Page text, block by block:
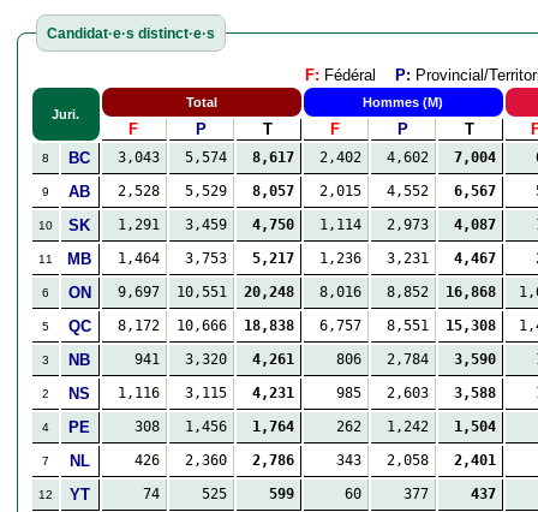
Candidat·e·s distinct·e·s
F: Fédéral P: Provincial/
Juri.
Total Hommes (M)
F P T F P T
8 BC 3,043 5,574 8,617 2,402 4,602 7,004
9 AB 2,528 5,529 8,057 2,015 4,552 6,567
10 SK 1,291 3,459 4,750 1,114 2,973 4,087
11 MB 1,464 3,753 5,217 1,236 3,231 4,467
6 ON 9,697 10,551 20,248 8,016 8,852 16,868
5 QC 8,172 10,666 18,838 6,757 8,551 15,308
3 NB 941 3,320 4,261 806 2,784 3,590
2 NS 1,116 3,115 4,231 985 2,603 3,588
4 PE 308 1,456 1,764 262 1,242 1,504
7 NL 426 2,360 2,786 343 2,058 2,401
12 YT 74 525 599 60 377 437